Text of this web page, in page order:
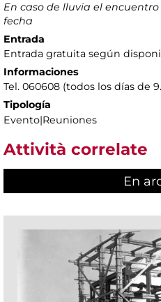
En caso de lluvia el
fecha
Entrada
Entrada gratuita según
Informaciones
Tel. 060608 (todos los días de
Tipología
Evento|Reuniones
Attività correlate
En